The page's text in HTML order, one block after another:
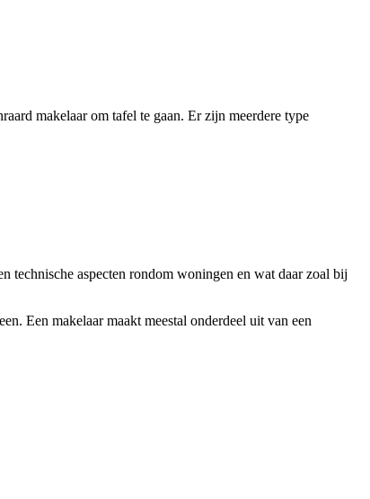
makelaar om tafel te gaan. Er zijn meerdere type
technische aspecten rondom woningen en wat daar zoal bij
Een makelaar maakt meestal onderdeel uit van een